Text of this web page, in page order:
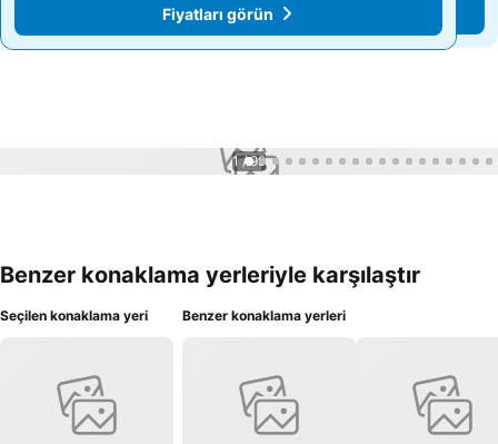
Fiyatları görün
Fiyatları görün
1 / 99
Benzer konaklama yerleriyle karşılaştır
Seçilen konaklama yeri Benzer konaklama yerleri